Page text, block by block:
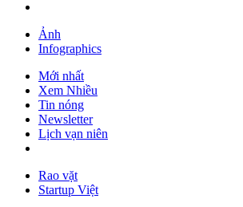
Ảnh
Infographics
Mới nhất
Xem Nhiều
Tin nóng
Newsletter
Lịch vạn niên
Rao vặt
Startup Việt